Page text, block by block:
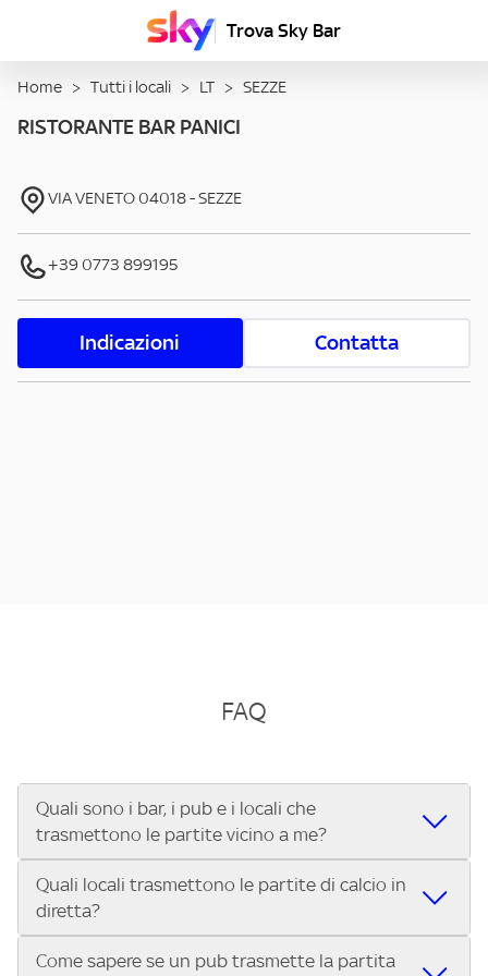
Trova Sky Bar
Home > Tutti i locali > LT > SEZZE
RISTORANTE BAR PANICI
VIA VENETO 04018-SEZZE
+39 0773 899195
Indicazioni Contatta
FAQ
Quali sono i bar, i pub e i locali che
trasmettono le partite vicino a me?
Se cerchi un bar, pub, ristorante o locale vicino a te per
vedere le partite di Serie A ENILIVE, la Serie C Sky Wifi, la
UEFA Champions League, la UEFA Europa League, la UEFA
Conference League, il Tennis, la Formula 1®, la MotoGP™ e
Quali locali trasmettono le partite di calcio in
diretta?
Vuoi sapere quali bar, pub o ristoranti mostrano le partite
Come sapere se un pub trasmette la partita